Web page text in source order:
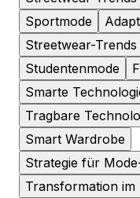
Sportmode
Streetwear-Trends
Studentenmode
Smarte
Tragbare
Smart Wardrobe
Strategie für
Transformation im